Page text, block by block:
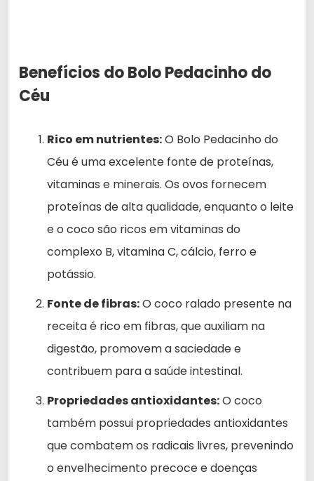
Benefícios do Bolo Pedacinho do
Céu
Rico em nutrientes:O Bolo Pedacinho do
Céu é uma excelente fonte de proteínas,
vitaminas e minerais. Os ovos fornecem
proteínas de alta qualidade, enquanto o leite
e o coco são ricos em vitaminas do
complexo B, vitamina C, cálcio, ferro e
potássio.
Fonte de fibras:O coco ralado presente na
receita é rico em fibras, que auxiliam na
digestão, promovem a saciedade e
contribuem para a saúde intestinal.
Propriedades antioxidantes:O coco
também possui propriedades antioxidantes
que combatem os radicais livres, prevenindo
o envelhecimento precoce e doenças